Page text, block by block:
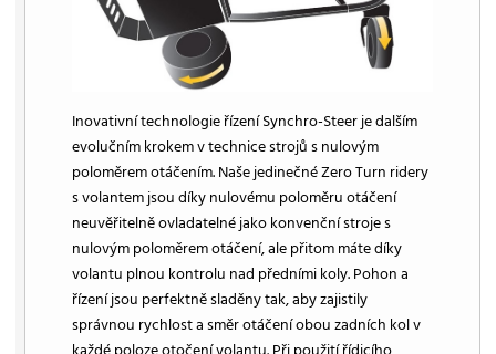
Inovativní technologie řízení Synchro-Steer je dalším
evolučním krokem v technice strojů s nulovým
poloměrem otáčením. Naše jedinečné Zero Turn ridery
s volantem jsou díky nulovému poloměru otáčení
neuvěřitelně ovladatelné jako konvenční stroje s
nulovým poloměrem otáčení, ale přitom máte díky
volantu plnou kontrolu nad předními koly. Pohon a
řízení jsou perfektně sladěny tak, aby zajistily
správnou rychlost a směr otáčení obou zadních kol v